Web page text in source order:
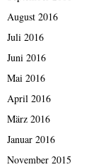
August 2016
Juli 2016
Juni 2016
Mai 2016
April 2016
März 2016
Januar 2016
November 2015